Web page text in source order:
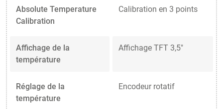
Absolute Temperature
Calibration
Calibration en 3 points
Affichage de la
température
Affichage TFT 3,5"
Réglage de la
température
Encodeur rotatif